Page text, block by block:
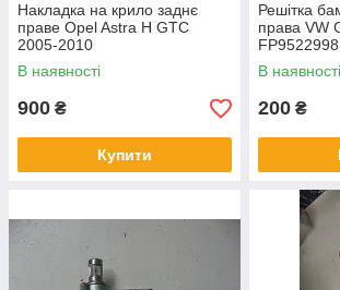
Накладка на крило заднє
праве Opel Astra H GTC
2005-2010
В наявності
900 ₴
Купити
Решітка
права VW
FP9522998
В наявності
200 ₴